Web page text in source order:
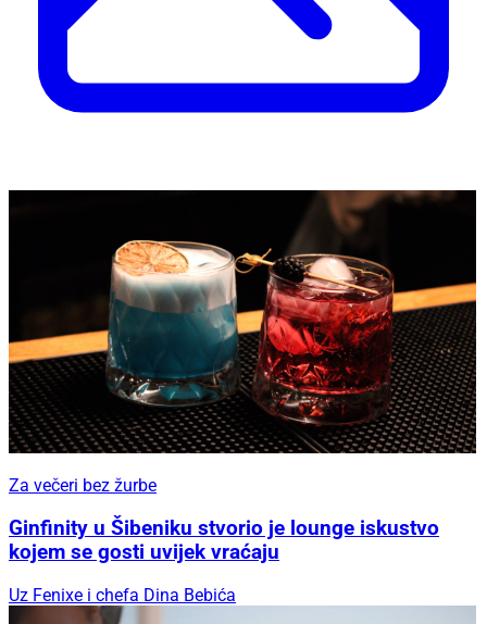
Za večeri bez žurbe
Ginfinity u Šibeniku stvorio je lounge iskustvo
kojem se gosti uvijek vraćaju
Uz Fenixe i chefa Dina Bebića